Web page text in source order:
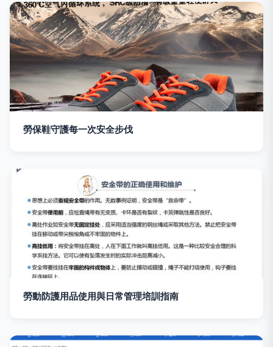
勞保鞋守護每一次安全步伐
勞動防護用品使用與日常管理培訓指南